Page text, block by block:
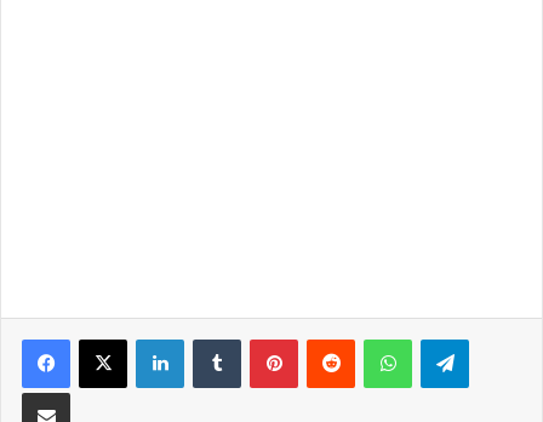
LinkedInTumblrPinterestReddit WhatsApp
Partilhar Via Email